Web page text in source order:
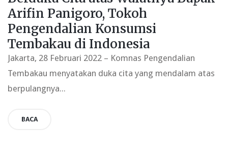
Arifin Panigoro, Tokoh
Pengendalian Konsumsi
Tembakau di Indonesia
Jakarta, 28 Februari 2022 – Komnas Pengendalian
Tembakau menyatakan duka cita yang mendalam atas
berpulangnya...
BACA